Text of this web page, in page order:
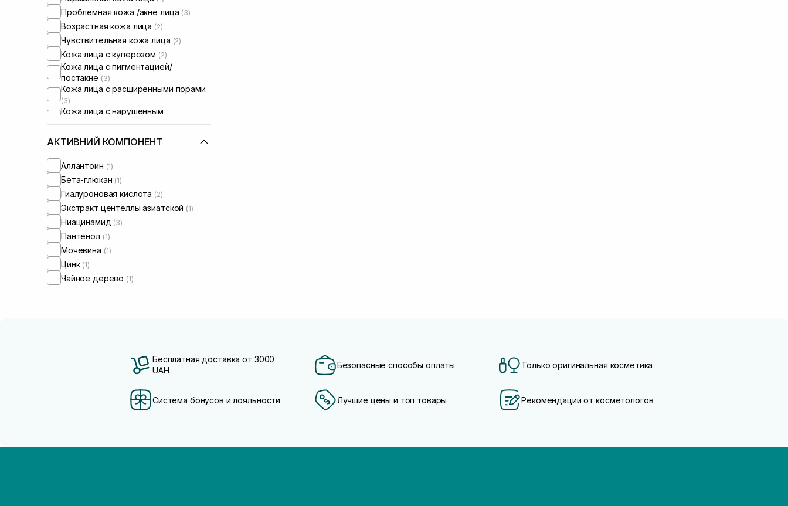
Проблемная кожа /акне лица (3)
Возрастная кожа лица (2)
Чувствительная кожа лица (2)
Кожа лица с куперозом (2)
Кожа лица с пигментацией/
постакне (3)
Кожа лица с расширенными порами
(3)
Кожа лица с нарушенным
барьером(2)
микробиомом(1)
АКТИВНИЙ КОМПОНЕНТ
Аллантоин (1)
Бета-глюкан (1)
Гиалуроновая кислота (2)
Экстракт центеллы азиатской (1)
Ниацинамид (3)
Пантенол (1)
Мочевина (1)
Цинк (1)
Чайное дерево (1)
Бесплатная доставка от 3000
UAH
Безопасные способы оплаты Только оригинальная косметика
Система бонусов и лояльности Лучшие цены и топ товары Рекомендации от косметологов